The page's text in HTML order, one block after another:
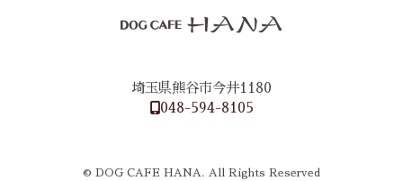
埼玉県熊谷市今井1180
048-594-8105
© DOG CAFE HANA. All Rights Reserved